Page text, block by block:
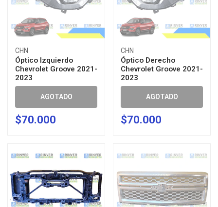
CHN
Óptico Izquierdo
Chevrolet Groove 2021-
2023
AGOTADO
$70.000
CHN
Óptico Derecho
Chevrolet Groove 2021-
2023
AGOTADO
$70.000